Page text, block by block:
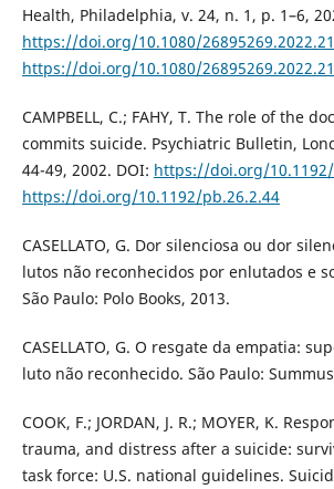
Health, Philadelphia, v. 24, n. 1, p. 1–6,
https://doi.org/10.1080/
https://doi.org/10.1080/
CAMPBELL, C.; FAHY, T. The role of the
commits suicide. Psychiatric Bulletin,
44-49, 2002. DOI: https://doi.org/
https://doi.org/10.1192/pb.26.2.44
CASELLATO, G. Dor silenciosa ou dor
lutos não reconhecidos por enlutados e
São Paulo: Polo Books, 2013.
CASELLATO, G. O resgate da empatia:
luto não reconhecido. São Paulo:
COOK, F.; JORDAN, J. R.; MOYER, K.
trauma, and distress after a suicide:
task force: U.S. national guidelines.